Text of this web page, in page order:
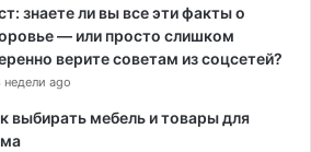
знаете ли вы все эти факты о
— или просто слишком
верите советам из соцсетей?
недели ago
выбирать мебель и товары для